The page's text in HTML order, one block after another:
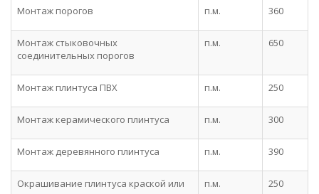
Монтаж порогов п.м. 360
Монтаж стыковочных
соединительных порогов
п.м. 650
Монтаж плинтуса ПВХ п.м. 250
Монтаж керамического плинтуса п.м. 300
Монтаж деревянного плинтуса п.м. 390
Окрашивание плинтуса краской или
п.м. 250